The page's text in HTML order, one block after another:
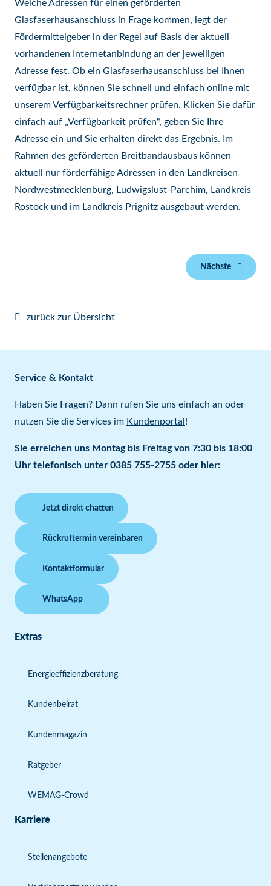
Welche Adressen für einen geförderten
Glasfaserhausanschluss in Frage kommen, legt der
Fördermittelgeber in der Regel auf Basis der aktuell
vorhandenen Internetanbindung an der jeweiligen
Adresse fest. Ob ein Glasfaserhausanschluss bei Ihnen
verfügbar ist, können Sie schnell und einfach online mit
unserem Verfügbarkeitsrechner prüfen. Klicken Sie dafür
einfach auf „Verfügbarkeit prüfen“, geben Sie Ihre
Adresse ein und Sie erhalten direkt das Ergebnis. Im
Rahmen des geförderten Breitbandausbaus können
aktuell nur förderfähige Adressen in den Landkreisen
Nordwestmecklenburg, Ludwigslust-Parchim, Landkreis
Rostock und im Landkreis Prignitz ausgebaut werden.
Nächste
zurück zur Übersicht
Service & Kontakt
Haben Sie Fragen? Dann rufen Sie uns einfach an oder
nutzen Sie die Services im Kundenportal !
Sie erreichen uns Montag bis Freitag von 7:30 bis 18:00
Uhr telefonisch unter 0385 755-2755 oder hier:
Jetzt direkt chatten
Rückruftermin vereinbaren
Kontaktformular
WhatsApp
Extras
Energieeffizienzberatung
Kundenbeirat
Kundenmagazin
Ratgeber
WEMAG-Crowd
Karriere
Stellenangebote